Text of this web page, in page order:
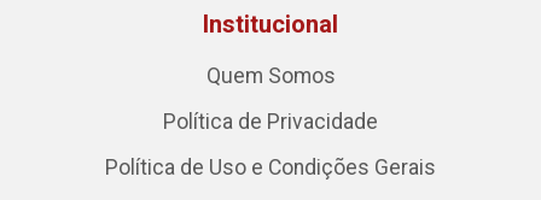
Institucional
Quem Somos
Política de Privacidade
Política de Uso e Condições Gerais